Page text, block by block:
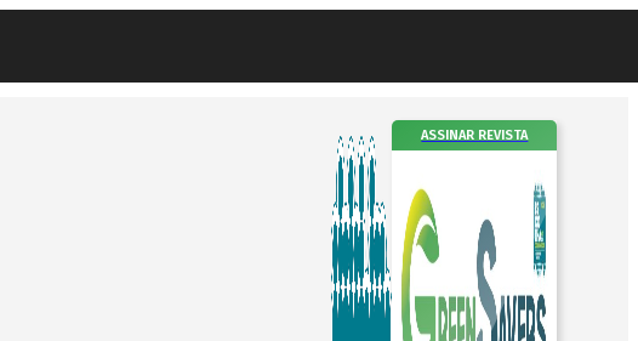
ASSINAR REVISTA